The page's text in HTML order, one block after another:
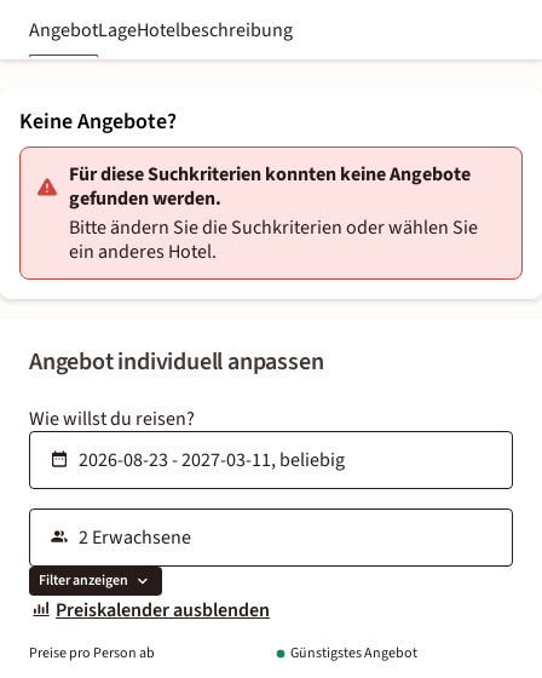
AngebotLageHotelbeschreibung
Angebot individuell anpassen
Wie willst du reisen?
Filter anzeigen
Preiskalender ausblenden
Preise pro Person ab Günstigstes Angebot
Keine Angebote?
Für diese Suchkriterien konnten keine Angebote
gefunden werden.
Bitte ändern Sie die Suchkriterien oder wählen Sie
ein anderes Hotel.